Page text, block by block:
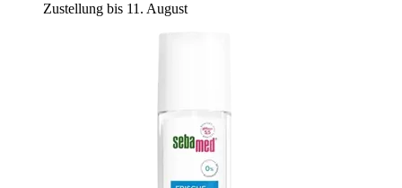
Zustellung bis 11. August